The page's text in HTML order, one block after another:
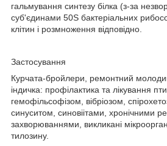
гальмування синтезу білка (з-за
суб'єдинами 50S бактеріальних
клітин і розмноження відповідно.
Застосування
Курчата-бройлери, ремонтний
індичка: профілактика та лікування
гемофільсофізом, вібріозом,
синуситом, синовіітами, хронічними
захворюваннями, викликані
тилозину.